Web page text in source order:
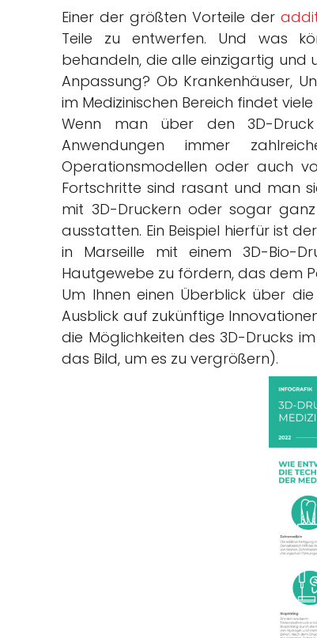
Einer der größten Vorteile der
Teile zu entwerfen. Und was
behandeln, die alle einzigartig und
Anpassung? Ob Krankenhäuser,
im Medizinischen Bereich findet
Wenn man über den 3D-
Anwendungen immer
Operationsmodellen oder auch
Fortschritte sind rasant und man
mit 3D-Druckern oder sogar
ausstatten. Ein Beispiel hierfür ist
in Marseille mit einem 3D-Bio-
Hautgewebe zu fördern, das dem
Um Ihnen einen Überblick über
Ausblick auf zukünftige
die Möglichkeiten des 3D-Drucks
das Bild, um es zu vergrößern).